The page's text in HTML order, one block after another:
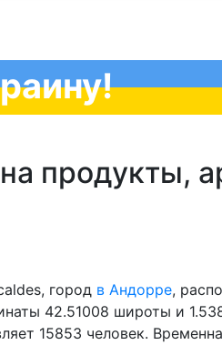
продукты,
город в Андорре,
42.51008 широты и
15853 человек.